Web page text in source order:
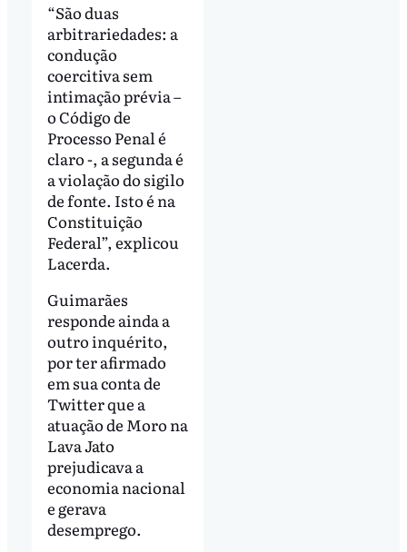
“São duas
arbitrariedades: a
condução
coercitiva sem
intimação prévia –
o Código de
Processo Penal é
claro -, a segunda é
a violação do sigilo
de fonte. Isto é na
Constituição
Federal”, explicou
Lacerda.
Guimarães
responde ainda a
outro inquérito,
por ter afirmado
em sua conta de
Twitter que a
atuação de Moro na
Lava Jato
prejudicava a
economia nacional
e gerava
desemprego.